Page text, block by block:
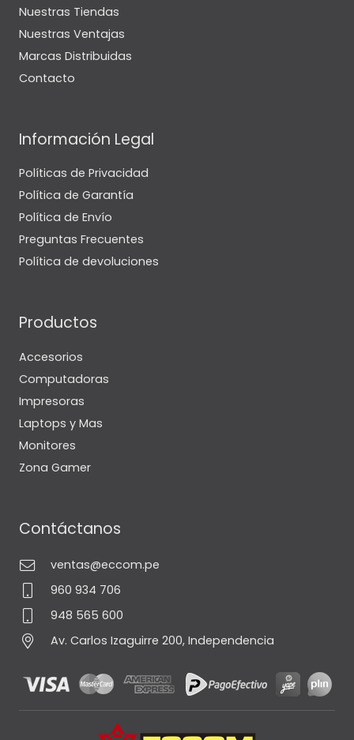
Nuestras Tiendas
Nuestras Ventajas
Marcas Distribuidas
Contacto
Información Legal
Políticas de Privacidad
Política de Garantía
Política de Envío
Preguntas Frecuentes
Política de devoluciones
Productos
Accesorios
Computadoras
Impresoras
Laptops y Mas
Monitores
Zona Gamer
Contáctanos
ventas@eccom.pe
960 934 706
948 565 600
Av. Carlos Izaguirre 200, Independencia